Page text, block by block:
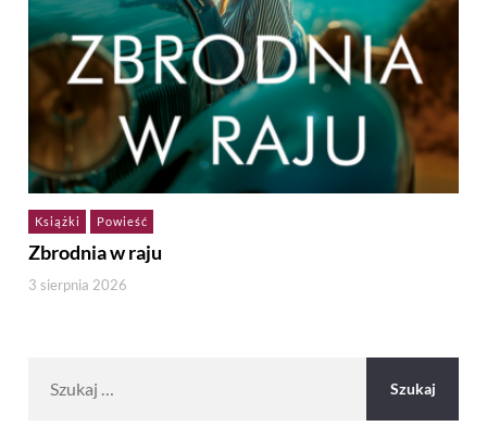
Książki Powieść
Zbrodnia w raju
3 sierpnia 2026